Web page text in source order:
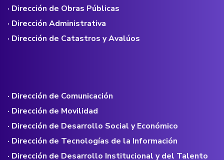
· Dirección de Obras Públicas
· Dirección Administrativa
· Dirección de Catastros y Avalúos
· Dirección de Comunicación
· Dirección de Movilidad
· Dirección de Desarrollo Social y Económico
· Dirección de Tecnologías de la Información
· Dirección de Desarrollo Institucional y del Talento